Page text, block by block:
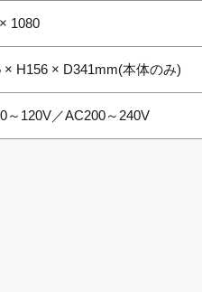
1080
× H156 × D341mm(本体のみ)
～120V／AC200～240V